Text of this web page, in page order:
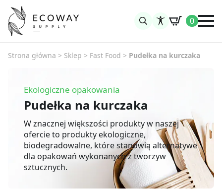
0
Strona główna > Sklep > Fast Food > Pudełka na kurczaka
Ekologiczne opakowania
Pudełka na kurczaka
W znacznej większości produkty w naszej
ofercie to produkty ekologiczne,
biodegradowalne, które stanowią alternatywe
dla opakowań wykonanych z tworzyw
sztucznych.